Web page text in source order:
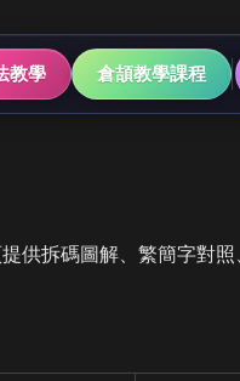
教學 倉頡教學課程
供拆碼圖解、繁簡字對